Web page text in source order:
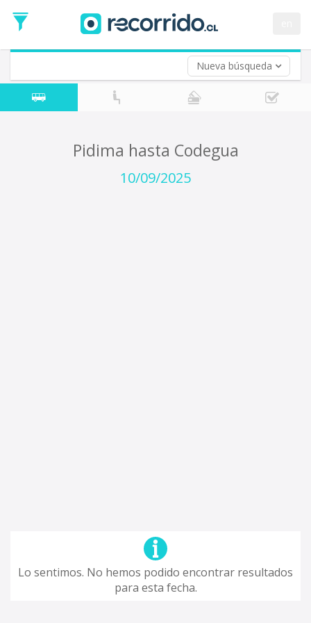
Nueva búsqueda
de
Ida
Vuelta (opcional)
Fecha
de
Pidima hasta Codegua
10/09/2025
Lo sentimos. No hemos podido encontrar resultados
para esta fecha.